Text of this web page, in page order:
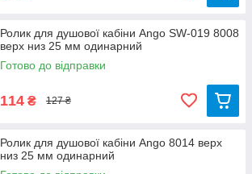
Ролик для душової кабіни Ango SW-019 8008
верх низ 25 мм одинарний
Готово до відправки
114 ₴ 127 ₴
Ролик для душової кабіни Ango 8014 верх
низ 25 мм одинарний